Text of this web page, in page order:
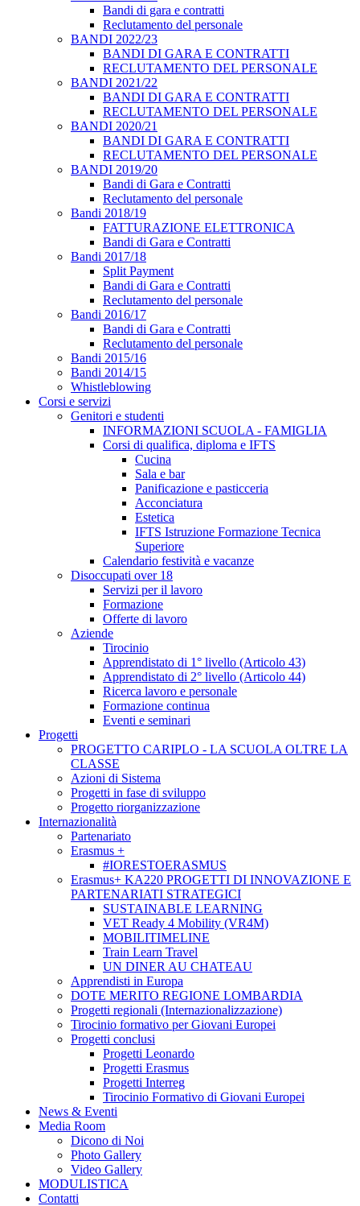
Bandi di gara e contratti
Reclutamento del personale
BANDI 2022/23
BANDI DI GARA E CONTRATTI
RECLUTAMENTO DEL PERSONALE
BANDI 2021/22
BANDI DI GARA E CONTRATTI
RECLUTAMENTO DEL PERSONALE
BANDI 2020/21
BANDI DI GARA E CONTRATTI
RECLUTAMENTO DEL PERSONALE
BANDI 2019/20
Bandi di Gara e Contratti
Reclutamento del personale
Bandi 2018/19
FATTURAZIONE ELETTRONICA
Bandi di Gara e Contratti
Bandi 2017/18
Split Payment
Bandi di Gara e Contratti
Reclutamento del personale
Bandi 2016/17
Bandi di Gara e Contratti
Reclutamento del personale
Bandi 2015/16
Bandi 2014/15
Whistleblowing
Corsi e servizi
Genitori e studenti
INFORMAZIONI SCUOLA - FAMIGLIA
Corsi di qualifica, diploma e IFTS
Cucina
Sala e bar
Panificazione e pasticceria
Acconciatura
Estetica
IFTS Istruzione Formazione Tecnica
Superiore
Calendario festività e vacanze
Disoccupati over 18
Servizi per il lavoro
Formazione
Offerte di lavoro
Aziende
Tirocinio
Apprendistato di 1° livello (Articolo 43)
Apprendistato di 2° livello (Articolo 44)
Ricerca lavoro e personale
Formazione continua
Eventi e seminari
Progetti
PROGETTO CARIPLO - LA SCUOLA OLTRE LA
CLASSE
Azioni di Sistema
Progetti in fase di sviluppo
Progetto riorganizzazione
Internazionalità
Partenariato
Erasmus +
#IORESTOERASMUS
Erasmus+ KA220 PROGETTI DI INNOVAZIONE E
PARTENARIATI STRATEGICI
SUSTAINABLE LEARNING
VET Ready 4 Mobility (VR4M)
MOBILITIMELINE
Train Learn Travel
UN DINER AU CHATEAU
Apprendisti in Europa
DOTE MERITO REGIONE LOMBARDIA
Progetti regionali (Internazionalizzazione)
Tirocinio formativo per Giovani Europei
Progetti conclusi
Progetti Leonardo
Progetti Erasmus
Progetti Interreg
Tirocinio Formativo di Giovani Europei
News & Eventi
Media Room
Dicono di Noi
Photo Gallery
Video Gallery
MODULISTICA
Contatti